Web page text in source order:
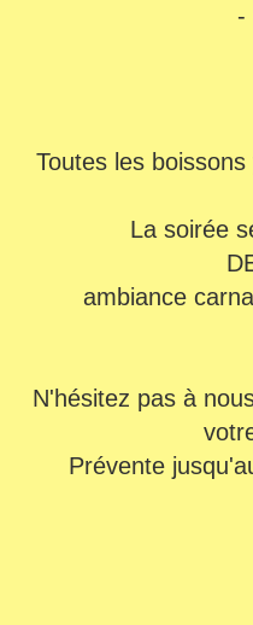
-
Toutes les
La soirée
ambiance
N'hésitez pas à
Prévente